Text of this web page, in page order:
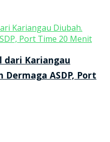
dari Kariangau
ASDP, Port